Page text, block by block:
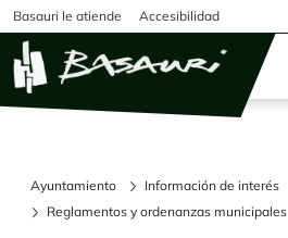
Pasar al contenido principal
Basauri le atiende Accesibilidad
Ayuntamiento
Información de interés
Reglamentos y ordenanzas municipales